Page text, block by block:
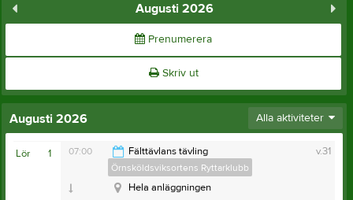
Augusti 2026
Prenumerera
Skriv ut
Augusti 2026 Alla aktiviteter
1
Lör v.31
07:00
Fälttävlans tävling
Örnsköldsviksortens Ryttarklubb
Hela anläggningen